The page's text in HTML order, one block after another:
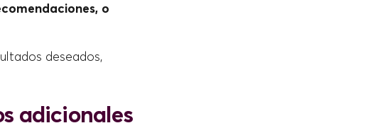
o
deseados,
adicionales